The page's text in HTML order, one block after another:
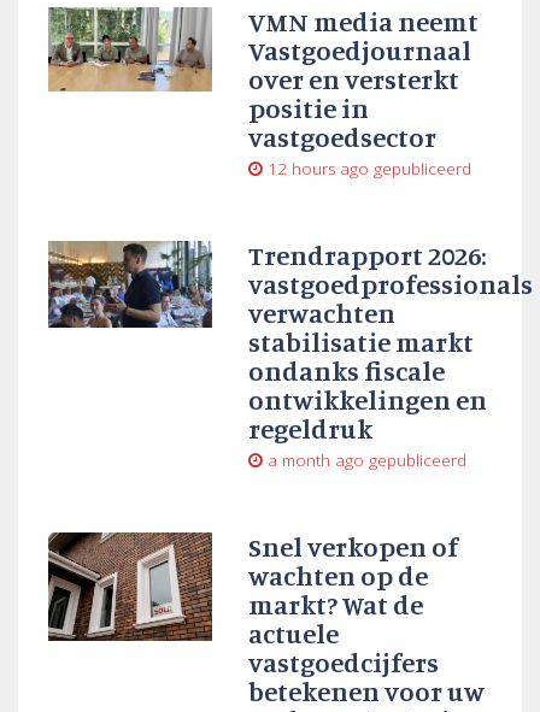
VMN media neemt
Vastgoedjournaal
over en versterkt
positie in
vastgoedsector
12 hours ago gepubliceerd
Trendrapport 2026:
vastgoedprofessionals
verwachten
stabilisatie markt
ondanks fiscale
ontwikkelingen en
regeldruk
a month ago gepubliceerd
Snel verkopen of
wachten op de
markt? Wat de
actuele
vastgoedcijfers
betekenen voor uw